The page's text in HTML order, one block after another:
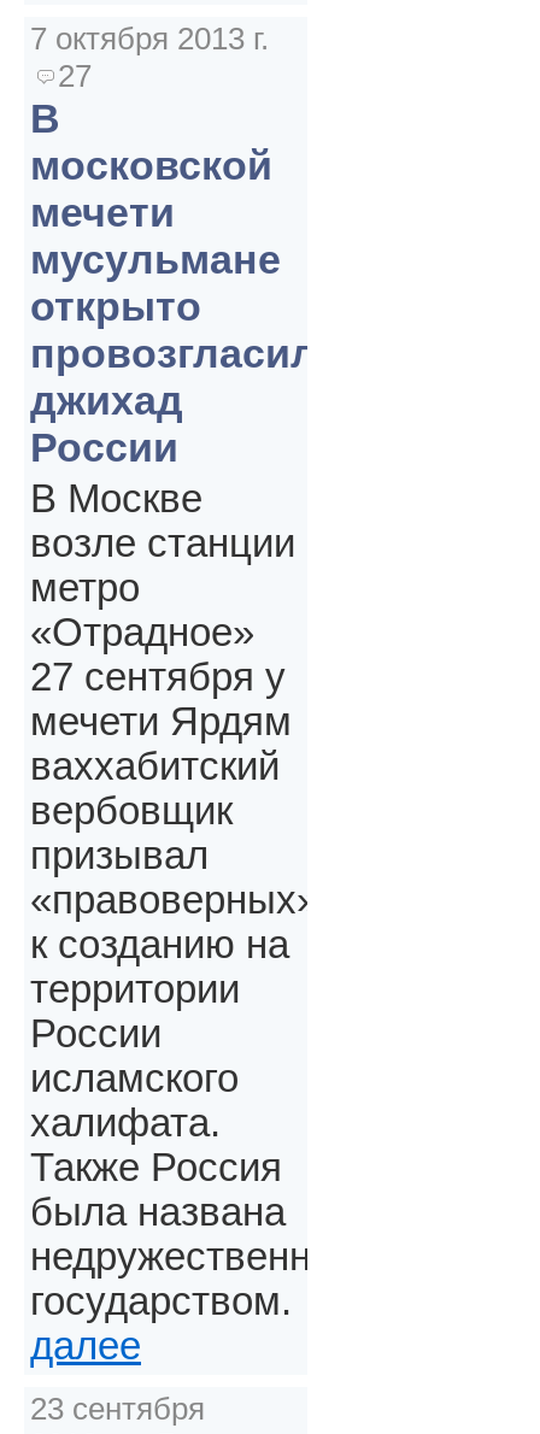
7 октября 2013 г.
27
В
московской
мечети
мусульмане
открыто
провозгласили
джихад
России
В Москве
возле станции
метро
«Отрадное»
27 сентября у
мечети Ярдям
ваххабитский
вербовщик
призывал
«правоверных»,
к созданию на
территории
России
исламского
халифата.
Также Россия
была названа
недружественным
государством.
далее
23 сентября